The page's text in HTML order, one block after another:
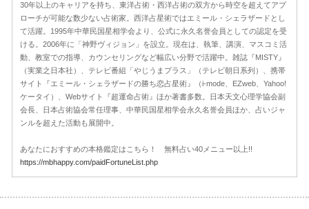
30年以上のキャリアを持ち、東洋占術・西洋占術の双方から時空を超えてアプ
ローチが可能な数少ない占術家。西洋占星術ではエミール・シェラザードとし
て活躍。1995年中華民国星相学会より、公式に永久名誉会員としての認定を受
ける。2006年に「神野ヴィジョン」を設立。現在は、執筆、講演、マスコミ活
動、教室での指導、カウンセリングなど幅広い分野で活躍中。雑誌『MISTY』
（実業之日本社）、テレビ番組「やじうまプラス」（テレビ朝日系列）、携帯
サイト『エミール・シェラザードの勝ち恋占星術』（i-mode、EZweb、Yahoo!
ケータイ）、Webサイト『超運命占術』ほか著書多数。日本天文心理学協会副
会長、日本占術協会常任理事、中華民国星相学会永久名誉会員ほか、占いジャ
ンルを超えた活動も展開中。
あなたにおすすめの本格鑑定はこちら！ 無料占い40メニュー以上!!
https://mbhappy.com/paidFortuneList.php